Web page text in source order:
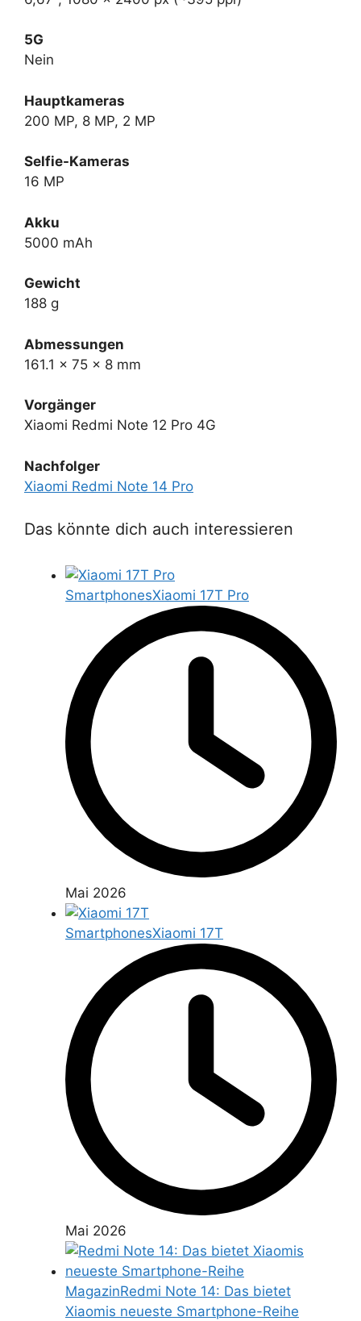
5G
Nein
Hauptkameras
200 MP, 8 MP, 2 MP
Selfie-Kameras
16 MP
Akku
5000 mAh
Gewicht
188 g
Abmessungen
161.1 x 75 x 8 mm
Vorgänger
Xiaomi Redmi Note 12 Pro 4G
Nachfolger
Xiaomi Redmi Note 14 Pro
Das könnte dich auch interessieren
SmartphonesXiaomi 17T Pro
Mai 2026
SmartphonesXiaomi 17T
Mai 2026
MagazinRedmi Note 14: Das bietet
Xiaomis neueste Smartphone-Reihe